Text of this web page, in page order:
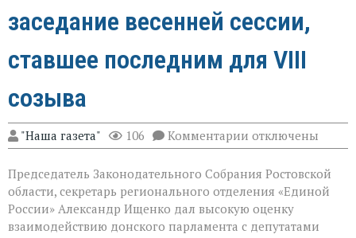
заседание весенней сессии,
ставшее последним для VIII
созыва
"Наша газета" 106 Комментарии к
записи
Государственной
Думе
состоялось
заключительное
отключены
Председатель Законодательного Собрания Ростовской
области, секретарь регионального отделения «Единой
России» Александр Ищенко дал высокую оценку
взаимодействию донского парламента с депутатами